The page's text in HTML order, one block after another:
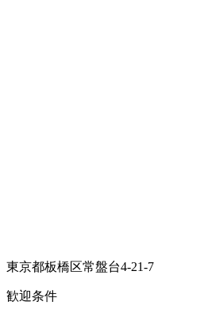
東京都板橋区常盤台4-21-7
歓迎条件